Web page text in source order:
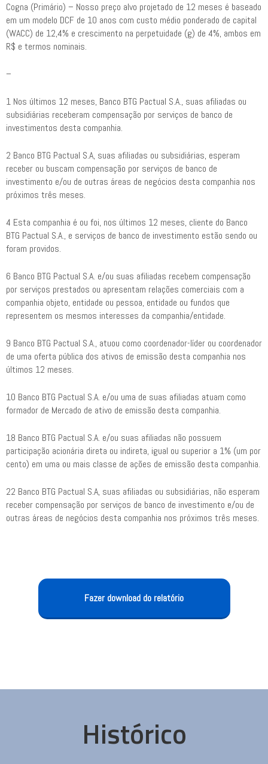
Cogna (Primário) – Nosso preço alvo projetado de 12 meses é baseado
em um modelo DCF de 10 anos com custo médio ponderado de capital
(WACC) de 12,4% e crescimento na perpetuidade (g) de 4%, ambos em
R$ e termos nominais.
–
1 Nos últimos 12 meses, Banco BTG Pactual S.A., suas afiliadas ou
subsidiárias receberam compensação por serviços de banco de
investimentos desta companhia.
2 Banco BTG Pactual S.A, suas afiliadas ou subsidiárias, esperam
receber ou buscam compensação por serviços de banco de
investimento e/ou de outras áreas de negócios desta companhia nos
próximos três meses.
4 Esta companhia é ou foi, nos últimos 12 meses, cliente do Banco
BTG Pactual S.A., e serviços de banco de investimento estão sendo ou
foram providos.
6 Banco BTG Pactual S.A. e/ou suas afiliadas recebem compensação
por serviços prestados ou apresentam relações comerciais com a
companhia objeto, entidade ou pessoa, entidade ou fundos que
representem os mesmos interesses da companhia/entidade.
9 Banco BTG Pactual S.A., atuou como coordenador-líder ou coordenador
de uma oferta pública dos ativos de emissão desta companhia nos
últimos 12 meses.
10 Banco BTG Pactual S.A. e/ou uma de suas afiliadas atuam como
formador de Mercado de ativo de emissão desta companhia.
18 Banco BTG Pactual S.A. e/ou suas afiliadas não possuem
participação acionária direta ou indireta, igual ou superior a 1% (um por
cento) em uma ou mais classe de ações de emissão desta companhia.
22 Banco BTG Pactual S.A, suas afiliadas ou subsidiárias, não esperam
receber compensação por serviços de banco de investimento e/ou de
outras áreas de negócios desta companhia nos próximos três meses.
Fazer download do relatório
Histórico